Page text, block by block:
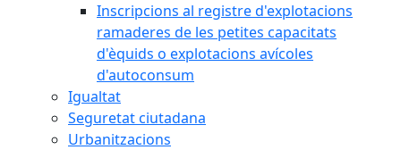
Inscripcions al registre d'explotacions
ramaderes de les petites capacitats
d'èquids o explotacions avícoles
d'autoconsum
Igualtat
Seguretat ciutadana
Urbanitzacions